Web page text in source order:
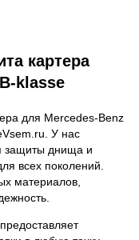
картера
klasse
для Mercedes-Benz
У нас
защиты днища и
всех поколений.
материалов,